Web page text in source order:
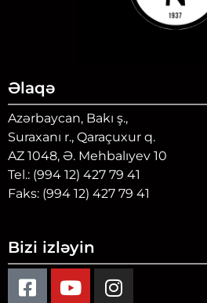
Əlaqə
Azərbaycan, Bakı ş.,
Suraxanı r., Qaraçuxur q.
AZ 1048, Ə. Mehbalıyev 10
Tel.: (994 12) 427 79 41
Faks: (994 12) 427 79 41
Bizi izləyin